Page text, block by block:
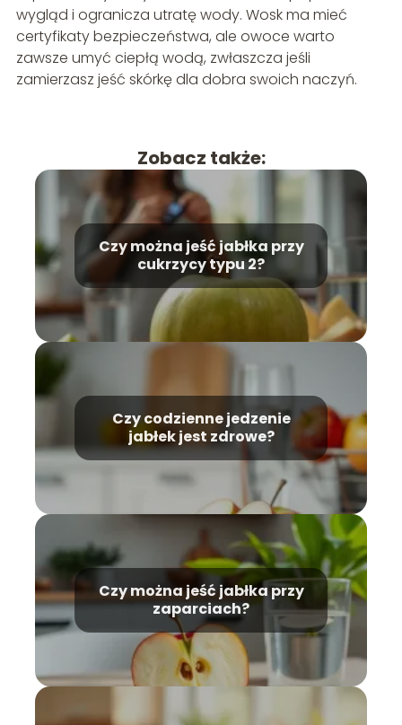
wygląd i ogranicza utratę wody. Wosk ma mieć
certyfikaty bezpieczeństwa, ale owoce warto
zawsze umyć ciepłą wodą, zwłaszcza jeśli
zamierzasz jeść skórkę dla dobra swoich naczyń.
Zobacz także:
Czy można jeść jabłka przy
cukrzycy typu 2?
Czy codzienne jedzenie
jabłek jest zdrowe?
Czy można jeść jabłka przy
zaparciach?